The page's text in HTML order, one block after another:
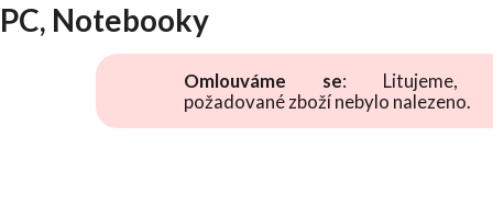
PC, Notebooky
Omlouváme se: Litujeme,
požadované zboží nebylo nalezeno.